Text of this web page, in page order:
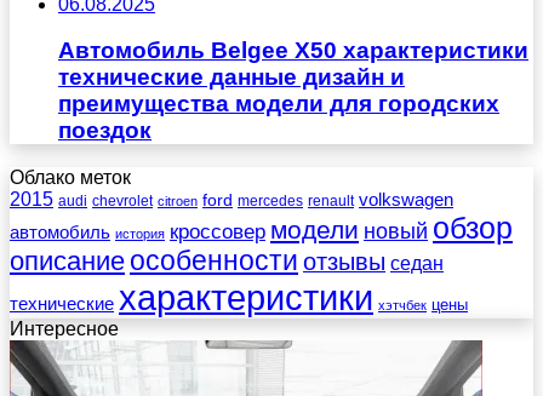
Автомобиль Belgee X50 характеристики
технические данные дизайн и
преимущества модели для городских
поездок
Облако меток
2015 audi chevrolet citroen ford mercedes renault volkswagen
автомобиль история кроссовер модели новый обзор
описание особенности отзывы седан
технические характеристики хэтчбек цены
Интересное